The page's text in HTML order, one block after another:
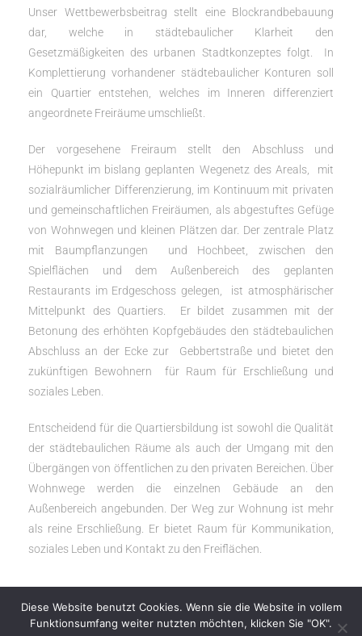
Unser Wettbewerbsbeitrag stellt eine Blockrandbebauung
dar, welche in städtebaulicher Klarheit den
Gesetzmäßigkeiten des urbanen Stadtkonzeptes folgt. In
Komplettierung vorhandener städtebaulicher Konturen soll
ein Quartier entstehen, welches im Inneren differenziert
angeordnete Freiräume umschließt.
Der vorgesehene Freiraum stellt den Abschluss und
Höhepunkt im bislang geplanten Wegenetz des Areals, mit
sozialräumlicher Differenzierung, im Kontinuum mit privaten
und gemeinschaftlichen Freiräumen, als abgestuftes Gefüge
von Wohnwegen und kleinen Plätzen dar. Der zentrale Platz
mit Baumpflanzungen und Hochbeet, zwischen den
Spielflächen und dem Außenbereich des geplanten
Restaurants im Erdgeschoss gelegen, ist atmosphärischer
Mittelpunkt des Quartiers. Er bildet zusammen mit der
Betonung des erhöhten Kopfgebäudes den städtebaulichen
Abschluss an der Ecke zur Gebbertstraße und bietet den
zukünftigen Bewohnern für Raum für Erschließung und
soziales Leben.
Entscheidend für die Quartiersbildung ist sowohl die Qualität
der städtebaulichen Räume als auch der Umgang mit den
Übergängen von öffentlichen zu den privaten Bereichen. Über
Wohnwege werden die einzelnen Gebäude an den
Außenbereich angebunden. Der Weg zur Wohnung ist mehr
als reine Erschließung. Er bietet Raum für Kommunikation,
soziales Leben und Kontakt zu den Freiflächen.
Diese Website benutzt Cookies. Wenn sie die Website in vollem
Funktionsumfang weiter nutzten möchten, klicken Sie "OK".